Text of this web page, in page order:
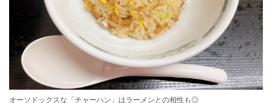
オーソドックスな「チャーハン」はラーメンとの相性も◎